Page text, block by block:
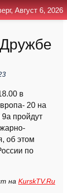
в
20 на
пройдут
об этом
по
на KurskTV.Ru
Август 6, 2026